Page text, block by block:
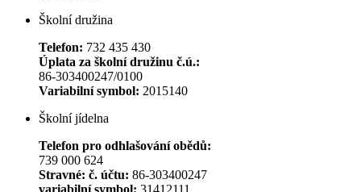
Školní družina
Telefon: 732 435 430
Úplata za školní družinu č.ú.:
86-303400247/0100
Variabilní symbol: 2015140
Školní jídelna
Telefon pro odhlašování obědů:
739 000 624
Stravné: č. účtu: 86-303400247
variabilní symbol: 31412111